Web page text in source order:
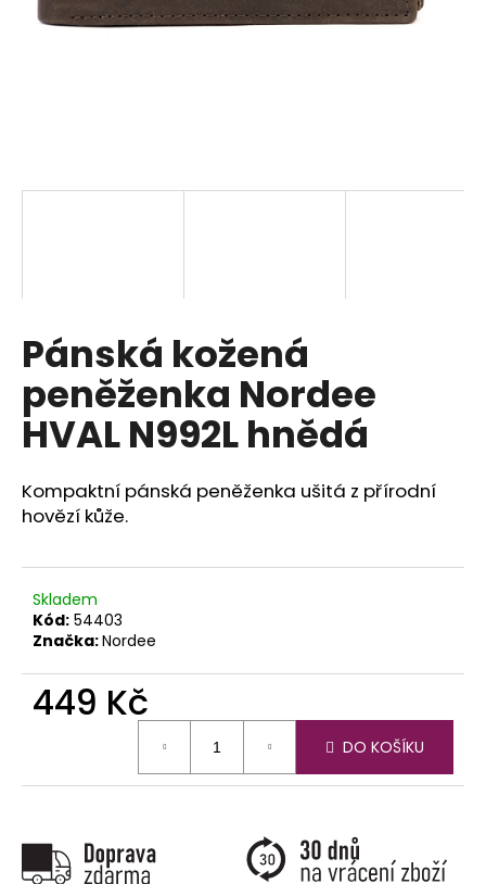
Pánská kožená
peněženka Nordee
HVAL N992L hnědá
Kompaktní pánská peněženka ušitá z přírodní
hovězí kůže.
Skladem
Kód: 54403
Značka:Nordee
449 Kč
DO KOŠÍKU
a
D
o
p
o
r
č
u
e
m
e